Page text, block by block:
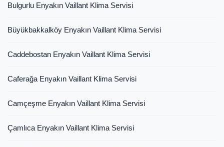
Bulgurlu Enyakın Vaillant Klima Servisi
Büyükbakkalköy Enyakın Vaillant Klima Servisi
Caddebostan Enyakın Vaillant Klima Servisi
Caferağa Enyakın Vaillant Klima Servisi
Camçeşme Enyakın Vaillant Klima Servisi
Çamlıca Enyakın Vaillant Klima Servisi